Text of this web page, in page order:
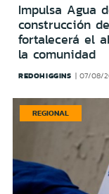
Impulsa Agua
construcción
fortalecerá el
la comunidad
REDOHIGGINS 07/08/
REGIONAL